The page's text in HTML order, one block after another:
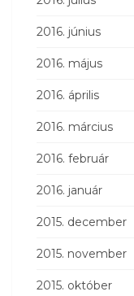
2016. június
2016. május
2016. április
2016. március
2016. február
2016. január
2015. december
2015. november
2015. október